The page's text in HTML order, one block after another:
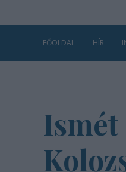
FŐOLDAL HÍR
Ismét